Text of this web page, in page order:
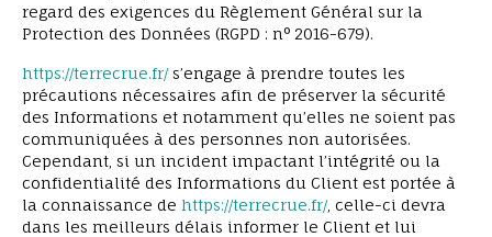
regard des exigences du Règlement Général sur la
Protection des Données (RGPD : n° 2016-679).
https://terrecrue.fr/s’engage à prendre toutes les
précautions nécessaires afin de préserver la sécurité
des Informations et notamment qu’elles ne soient pas
communiquées à des personnes non autorisées.
Cependant, si un incident impactant l’intégrité ou la
confidentialité des Informations du Client est portée à
la connaissance de https://terrecrue.fr/, celle-ci devra
dans les meilleurs délais informer le Client et lui